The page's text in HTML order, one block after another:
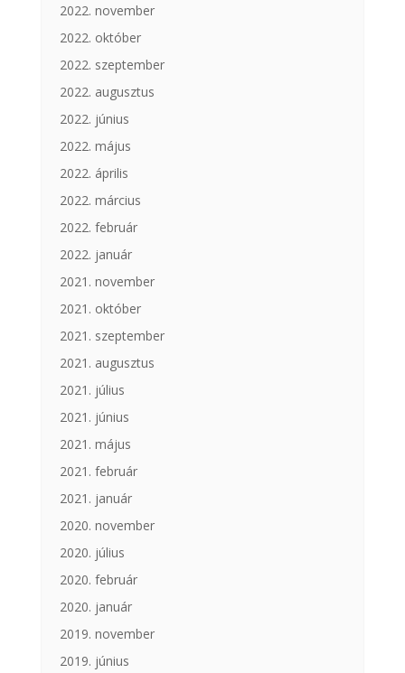
2022. november
2022. október
2022. szeptember
2022. augusztus
2022. június
2022. május
2022. április
2022. március
2022. február
2022. január
2021. november
2021. október
2021. szeptember
2021. augusztus
2021. július
2021. június
2021. május
2021. február
2021. január
2020. november
2020. július
2020. február
2020. január
2019. november
2019. június